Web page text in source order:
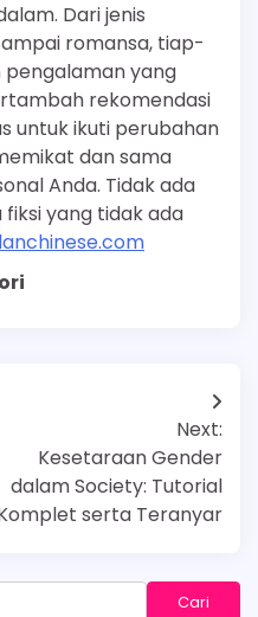
Dari jenis
romansa, tiap-
pengalaman yang
rekomendasi
untuk ikuti perubahan
dan sama
Anda. Tidak ada
yang tidak ada
Next:
Kesetaraan Gender
dalam Society: Tutorial
serta Teranyar
Cari